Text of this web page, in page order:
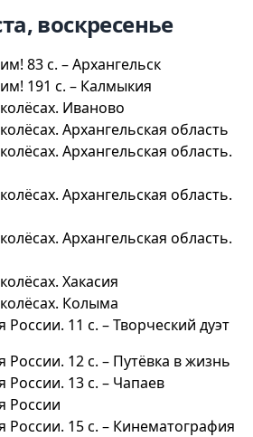
воскресенье
83 с. – Архангельск
191 с. – Калмыкия
Иваново
Архангельская область
Архангельская область.
Архангельская область.
Архангельская область.
Хакасия
Колыма
России. 11 с. – Творческий дуэт
России. 12 с. – Путёвка в жизнь
России. 13 с. – Чапае
России
России. 15 с. – Кинематография